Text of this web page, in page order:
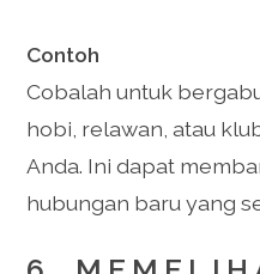
Contoh
Cobalah untuk
hobi, relawan, atau
Anda. Ini dapat
hubungan baru yang